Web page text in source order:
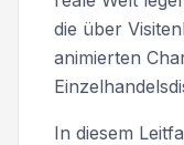
die über
animierten
In diesem